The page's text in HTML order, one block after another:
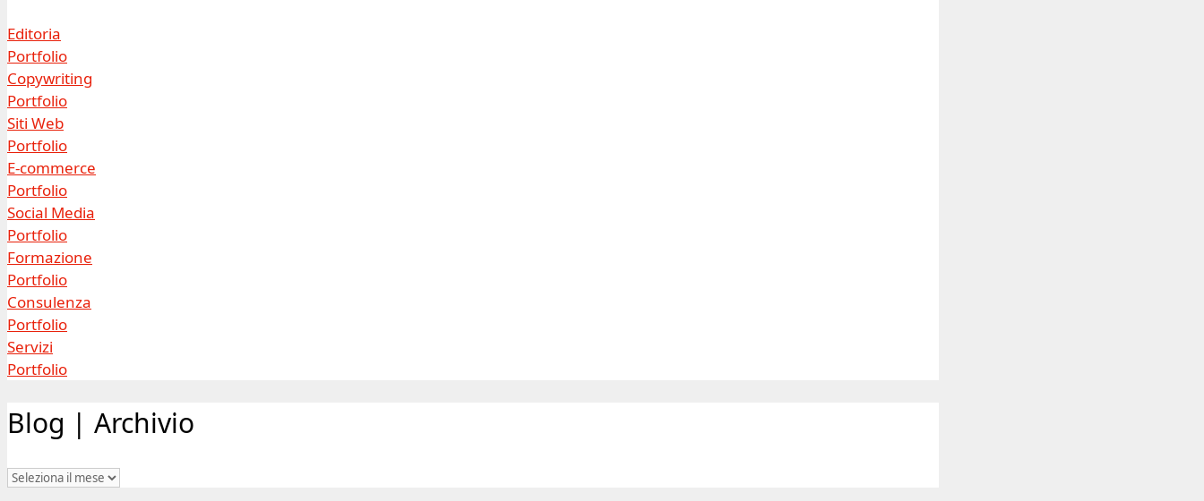
Editoria
Portfolio
Copywriting
Portfolio
Siti Web
Portfolio
E-commerce
Portfolio
Social Media
Portfolio
Formazione
Portfolio
Consulenza
Portfolio
Servizi
Portfolio
Blog | Archivio
Blog